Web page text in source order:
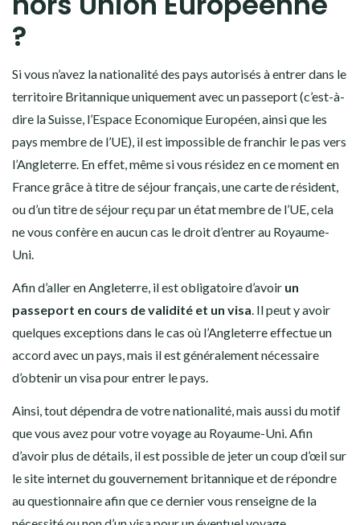
?
Si vous n’avez la nationalité des pays autorisés à entrer dans le
territoire Britannique uniquement avec un passeport (c’est-à-
dire la Suisse, l’Espace Economique Européen, ainsi que les
pays membre de l’UE), il est impossible de franchir le pas vers
l’Angleterre. En effet, même si vous résidez en ce moment en
France grâce à titre de séjour français, une carte de résident,
ou d’un titre de séjour reçu par un état membre de l’UE, cela
ne vous confère en aucun cas le droit d’entrer au Royaume-
Uni.
Afin d’aller en Angleterre, il est obligatoire d’avoir un
passeport en cours de validité et un visa . Il peut y avoir
quelques exceptions dans le cas où l’Angleterre effectue un
accord avec un pays, mais il est généralement nécessaire
d’obtenir un visa pour entrer le pays.
Ainsi, tout dépendra de votre nationalité, mais aussi du motif
que vous avez pour votre voyage au Royaume-Uni. Afin
d’avoir plus de détails, il est possible de jeter un coup d’œil sur
le site internet du gouvernement britannique et de répondre
au questionnaire afin que ce dernier vous renseigne de la